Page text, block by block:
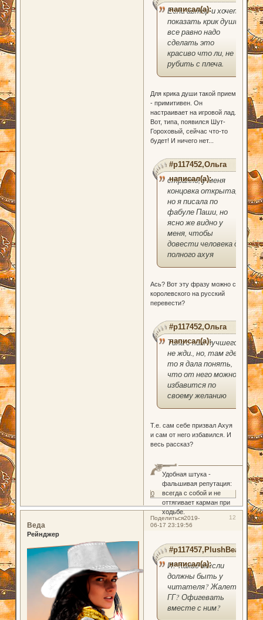
написал(а):
Если автор и хочет
показать крик души,
все равно надо
сделать это
красиво что ли, не
рубить с плеча.
Для крика души такой прием
- примитивен. Он
настраивает на игровой лад.
Вот, типа, появился Шут-
Гороховый, сейчас что-то
будет! И ничего нет...
#p117452,Ольга
написал(а):
странно, у меня
концовка открыта,
но я писала по
фабуле Паши, но
ясно же видно у
меня, чтобы
довести человека до
полного ахуя
Ась? Вот эту фразу можно с
королевского на русский
перевести?
#p117452,Ольга
написал(а):
Типа с ним лучшего
не жди., но, там где-
то я дала понять,
что от него можно
избавится по
своему желанию
Т.е. сам себе призвал Ахуя
и сам от него избавился. И
весь рассказ?
Удобная штука -
фальшивая репутация:
всегда с собой и не
оттягивает карман при
ходьбе.
0
Поделиться 12
2019-
06-17 23:19:56
Веда
Рейнджер
#p117457,PlushBear
написал(а):
И? Какие мысли
должны быть у
читателя? Жалеть
ГГ? Офигевать
вместе с ним?